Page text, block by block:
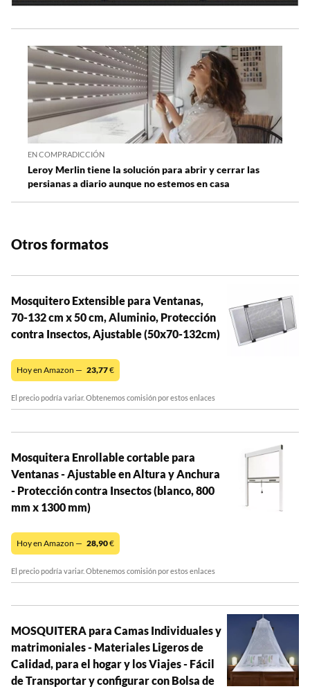
EN COMPRADICCIÓN
Leroy Merlin tiene la solución para abrir y cerrar las
persianas a diario aunque no estemos en casa
Otros formatos
Mosquitero Extensible para Ventanas,
70-132 cm x 50 cm, Aluminio, Protección
contra Insectos, Ajustable (50x70-132cm)
Hoy en Amazon — 23,77€
El precio podría variar. Obtenemos comisión por estos enlaces
Mosquitera Enrollable cortable para
Ventanas - Ajustable en Altura y Anchura
- Protección contra Insectos (blanco, 800
mm x 1300 mm)
Hoy en Amazon — 28,90€
El precio podría variar. Obtenemos comisión por estos enlaces
MOSQUITERA para Camas Individuales y
matrimoniales - Materiales Ligeros de
Calidad, para el hogar y los Viajes - Fácil
de Transportar y configurar con Bolsa de